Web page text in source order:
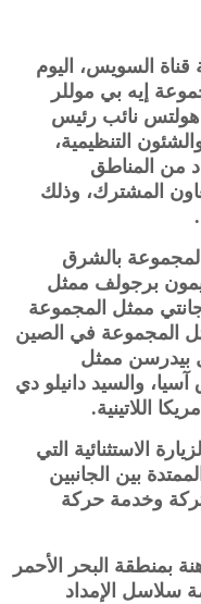
قناة السويس، اليوم
إيه بي موللر
هولتس نائب رئيس
التنظيمية،
من المناطق
المشترك، وذلك
بالشرق
برجولف ممثل
ممثل المجموعة
المجموعة في الصين
بيدرسن ممثل
والسيد دانيلو دي
اللاتينية.
الاستثنائية التي
بين الجانبين
وخدمة حركة
بمنطقة البحر الأحمر
سلاسل الإمداد